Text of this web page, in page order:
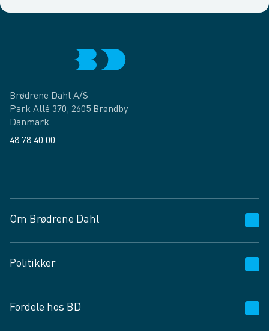
Brødrene Dahl A/S
Park Allé 370, 2605 Brøndby
Danmark
48 78 40 00
Om Brødrene Dahl
Vagttelefon 30 10 89 89
Spørgsmål og svar
Job og karriere
Politikker
Privatlivspolitik
Fordele hos BD